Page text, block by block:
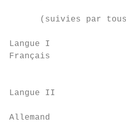
(suivies par
Langue I
Français
Langue II
Allemand